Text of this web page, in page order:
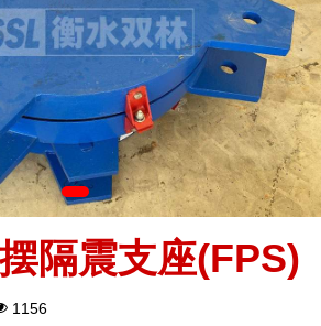
隔震支座(FPS)
1156